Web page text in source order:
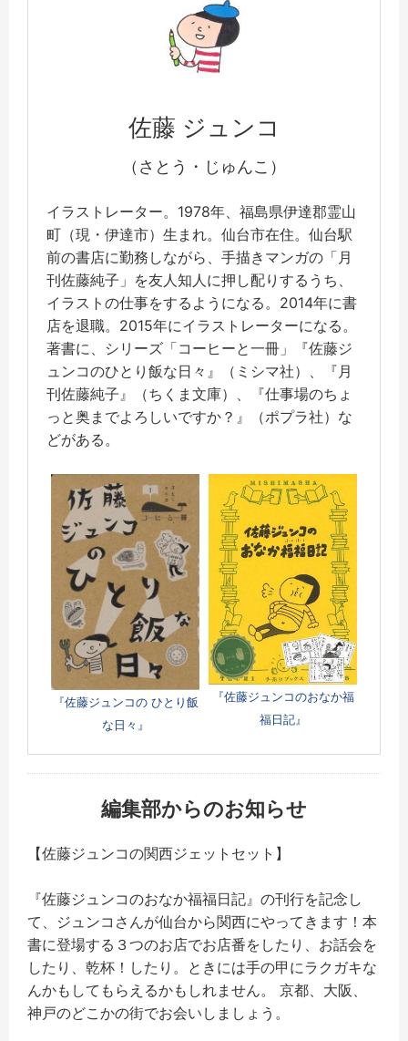
佐藤 ジュンコ
（さとう・じゅんこ）
イラストレーター。1978年、福島県伊達郡霊山
町（現・伊達市）生まれ。仙台市在住。仙台駅
前の書店に勤務しながら、手描きマンガの「月
刊佐藤純子」を友人知人に押し配りするうち、
イラストの仕事をするようになる。2014年に書
店を退職。2015年にイラストレーターになる。
著書に、シリーズ「コーヒーと一冊」『佐藤ジ
ュンコのひとり飯な日々』（ミシマ社）、『月
刊佐藤純子』（ちくま文庫）、『仕事場のちょ
っと奥までよろしいですか？』（ポプラ社）な
どがある。
『佐藤ジュンコの ひとり飯
な日々』
『佐藤ジュンコのおなか福
福日記』
編集部からのお知らせ
【佐藤ジュンコの関西ジェットセット】
『佐藤ジュンコのおなか福福日記』の刊行を記念し
て、ジュンコさんが仙台から関西にやってきます！本
書に登場する３つのお店でお店番をしたり、お話会を
したり、乾杯！したり。ときには手の甲にラクガキな
んかもしてもらえるかもしれません。 京都、大阪、
神戸のどこかの街でお会いしましょう。